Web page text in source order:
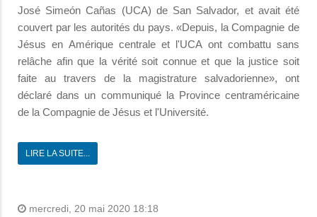
José Simeón Cañas (UCA) de San Salvador, et avait été
couvert par les autorités du pays. «Depuis, la Compagnie de
Jésus en Amérique centrale et l'UCA ont combattu sans
relâche afin que la vérité soit connue et que la justice soit
faite au travers de la magistrature salvadorienne», ont
déclaré dans un communiqué la Province centraméricaine
de la Compagnie de Jésus et l'Université.
LIRE LA SUITE...
mercredi, 20 mai 2020 18:18